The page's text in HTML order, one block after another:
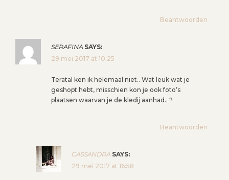
Beantwoorden
SERAFINA SAYS:
29 mei 2017 at 10:25
Teratal ken ik helemaal niet.. Wat leuk wat je
geshopt hebt, misschien kon je ook foto’s
plaatsen waarvan je de kledij aanhad.. ?
Beantwoorden
CASSANDRA SAYS:
29 mei 2017 at 16:58